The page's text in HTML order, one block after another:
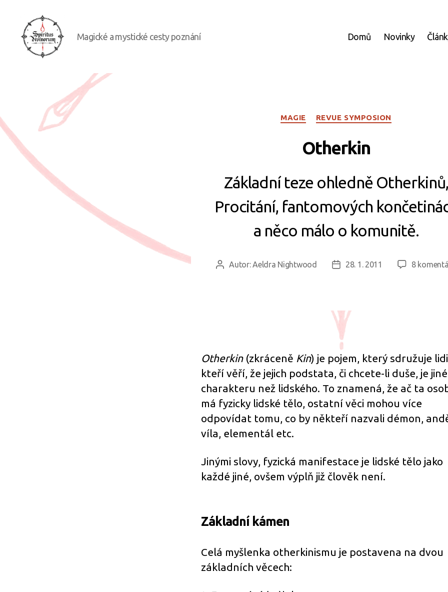
Magické a mystické cesty poznání Domů Novinky
Rubriky
MAGIE REVUE SYMPOSION
Otherkin
Základní teze ohledně Otherkinů,
Procitání, fantomových
a něco málo o komunitě.
AutorAutor: Aeldra Nightwood
Datum
28. 1. 2011 8
Otherkin(zkráceně Kin) je pojem, který sdružuje lidi,
kteří věří, že jejich podstata, či chcete-li duše, je
charakteru než lidského. To znamená, že ač ta
má fyzicky lidské tělo, ostatní věci mohou více
odpovídat tomu, co by někteří nazvali démon,
víla, elementál etc.
Jinými slovy, fyzická manifestace je lidské tělo jako
každé jiné, ovšem výplň již člověk není.
Základní kámen
Celá myšlenka otherkinismu je postavena na dvou
základních věcech: